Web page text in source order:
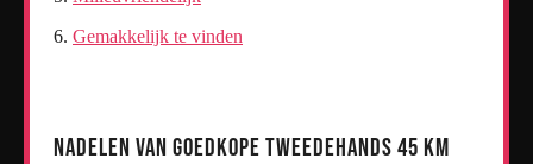
Gemakkelijk te vinden
Nadelen van Goedkope Tweedehands 45 km